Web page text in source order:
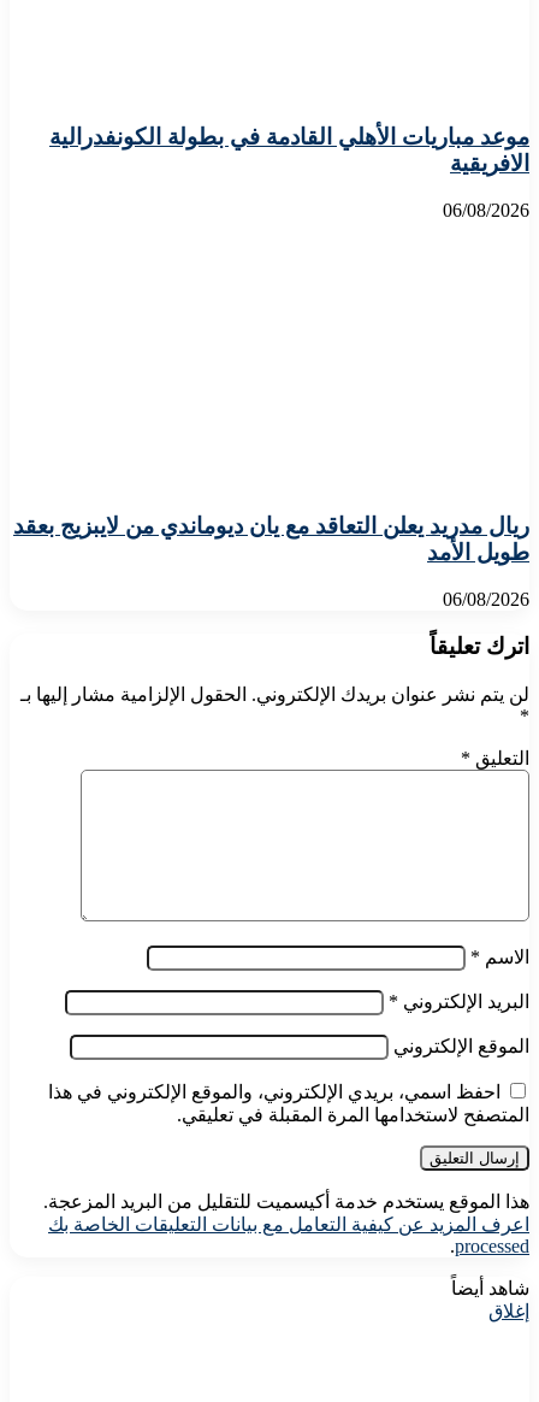
موعد مباريات الأهلي القادمة في بطولة الكونفدرالية
الافريقية
06/08/2026
ريال مدريد يعلن التعاقد مع يان ديوماندي من لايبزيج بعقد
طويل الأمد
06/08/2026
اترك تعليقاً
لن يتم نشر عنوان بريدك الإلكتروني. الحقول الإلزامية مشار إليها بـ
*
التعليق *
الاسم *
البريد الإلكتروني *
الموقع الإلكتروني
احفظ اسمي، بريدي الإلكتروني، والموقع الإلكتروني في هذا
المتصفح لاستخدامها المرة المقبلة في تعليقي.
هذا الموقع يستخدم خدمة أكيسميت للتقليل من البريد المزعجة.
اعرف المزيد عن كيفية التعامل مع بيانات التعليقات الخاصة بك
processed
.
شاهد أيضاً
إغلاق